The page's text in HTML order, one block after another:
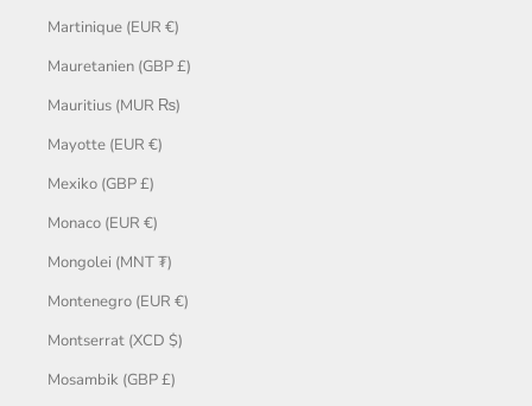
Martinique (EUR €)
Mauretanien (GBP £)
Mauritius (MUR ₨)
Mayotte (EUR €)
Mexiko (GBP £)
Monaco (EUR €)
Mongolei (MNT ₮)
Montenegro (EUR €)
Montserrat (XCD $)
Mosambik (GBP £)